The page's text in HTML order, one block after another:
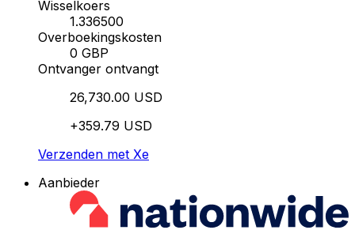
Wisselkoers
1.336500
Overboekingskosten
0 GBP
Ontvanger ontvangt
26,730.00 USD
+359.79 USD
Verzenden met Xe
Aanbieder